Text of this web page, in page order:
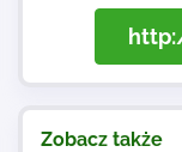
Zobacz także